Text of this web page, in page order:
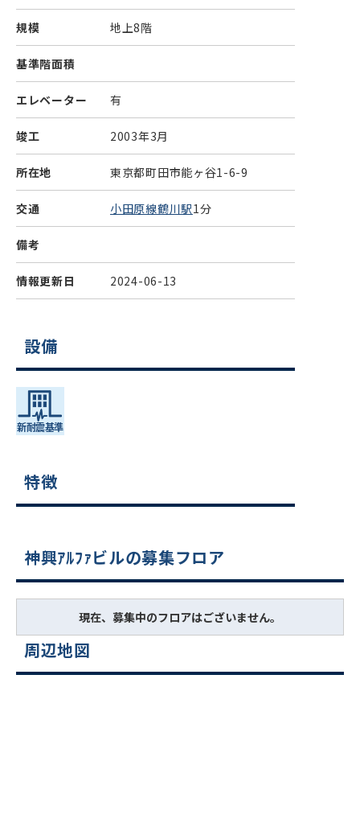
規模 地上8階
基準階面積
エレベーター 有
竣工 2003年3月
所在地 東京都町田市能ヶ谷1-6-9
交通 小田原線鶴川駅1分
備考
情報更新日 2024-06-13
設備
特徴
神興ｱﾙﾌｧビルの募集フロア
現在、募集中のフロアはございません。
周辺地図